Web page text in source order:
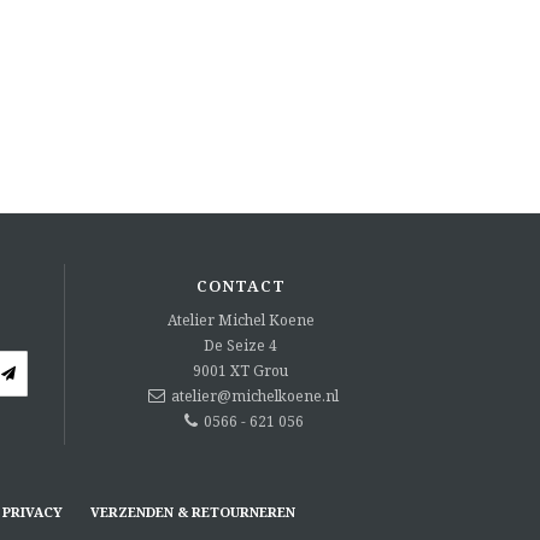
CONTACT
Atelier Michel Koene
De Seize 4
9001 XT Grou
atelier@michelkoene.nl
0566 - 621 056
PRIVACY VERZENDEN & RETOURNEREN